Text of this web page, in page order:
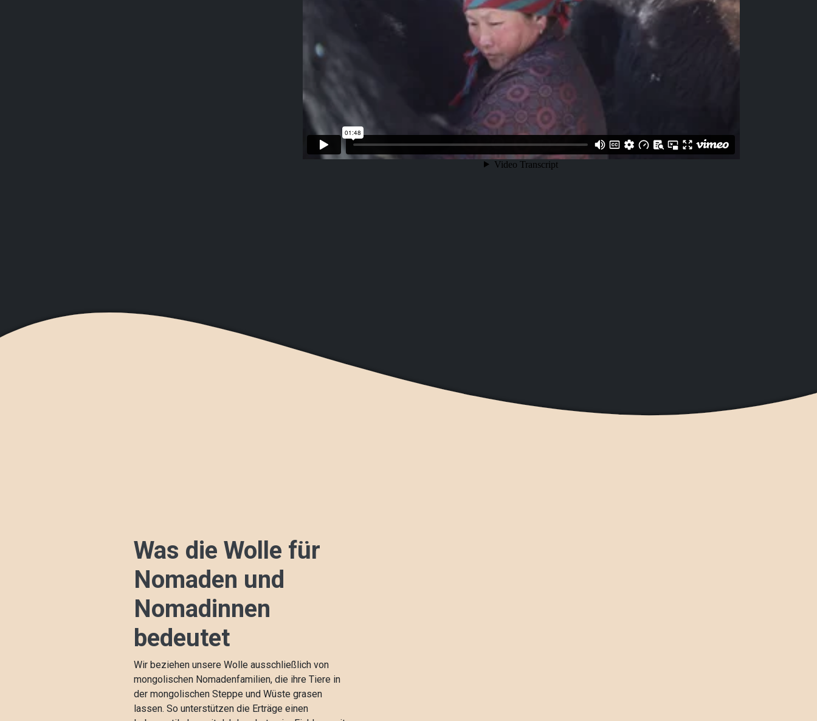
Was die Wolle für
Nomaden und
Nomadinnen
bedeutet
Wir beziehen unsere Wolle ausschließlich von
mongolischen Nomadenfamilien, die ihre Tiere in
der mongolischen Steppe und Wüste grasen
lassen. So unterstützen die Erträge einen